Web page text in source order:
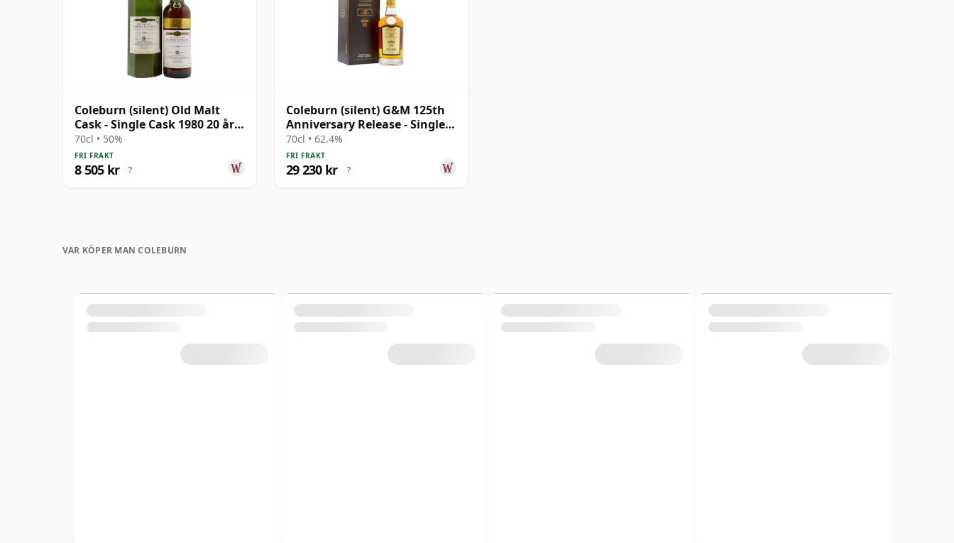
Coleburn (silent) Old Malt
Cask - Single Cask 1980 20 år
gammal
70cl • 50%
FRI FRAKT
8 505 kr ?
Coleburn (silent) G&M 125th
Anniversary Release - Single
Cask #3511 1972 47 år
gammal
70cl • 62.4%
FRI FRAKT
29 230 kr ?
VAR KÖPER MAN COLEBURN